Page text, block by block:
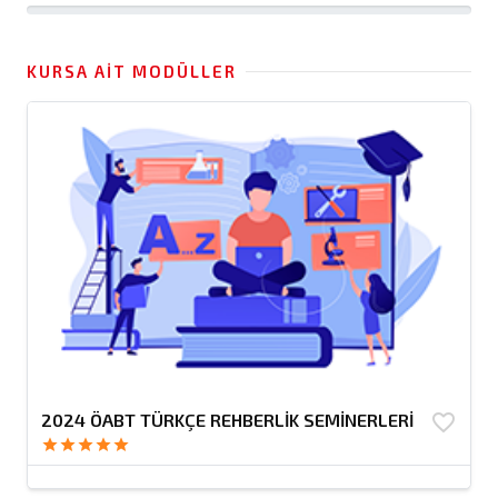
KURSA AIT MODÜLLER
2024 ÖABT TÜRKÇE REHBERLİK SEMİNERLERİ favorite_border
starstarstarstarstar